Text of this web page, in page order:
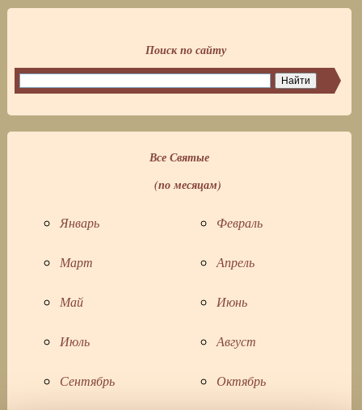
Все Святые
(по месяцам)
Январь Февраль
Март Апрель
Май Июнь
Июль Август
Сентябрь Октябрь
Поиск по сайту